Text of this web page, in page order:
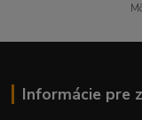
Informácie pre